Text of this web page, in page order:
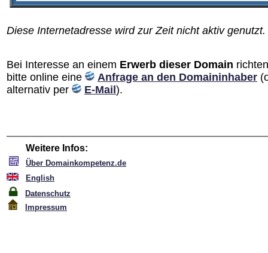
Diese Internetadresse wird zur Zeit nicht aktiv genutzt.
Bei Interesse an einem Erwerb dieser Domain
bitte online eine
Anfrage an den Domain­inhaber
alternativ per
E-Mail ).
Weitere Infos:
Über Domainkompetenz.de
English
Datenschutz
Impressum